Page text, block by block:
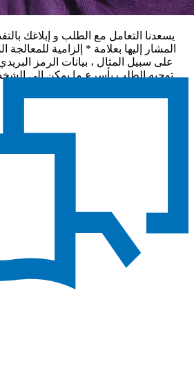
يسعدنا التعامل مع الطلب و إبلاغك
المشار إليها بعلامة * إلزامية
على سبيل المثال ، بيانات الرمز
توجيه الطلب بأسرع ما يمكن إلى